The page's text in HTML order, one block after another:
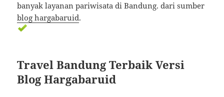
banyak layanan pariwisata di Bandung. dari sumber
blog hargabaruid.
Travel Bandung Terbaik Versi
Blog Hargabaruid